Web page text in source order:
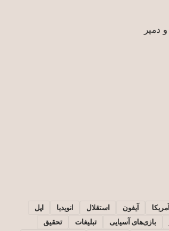
دمپر
آمریکا آیفون استقلال انویدیا
اپل
بازی‌های آسیایی تبلیغات تحقیق